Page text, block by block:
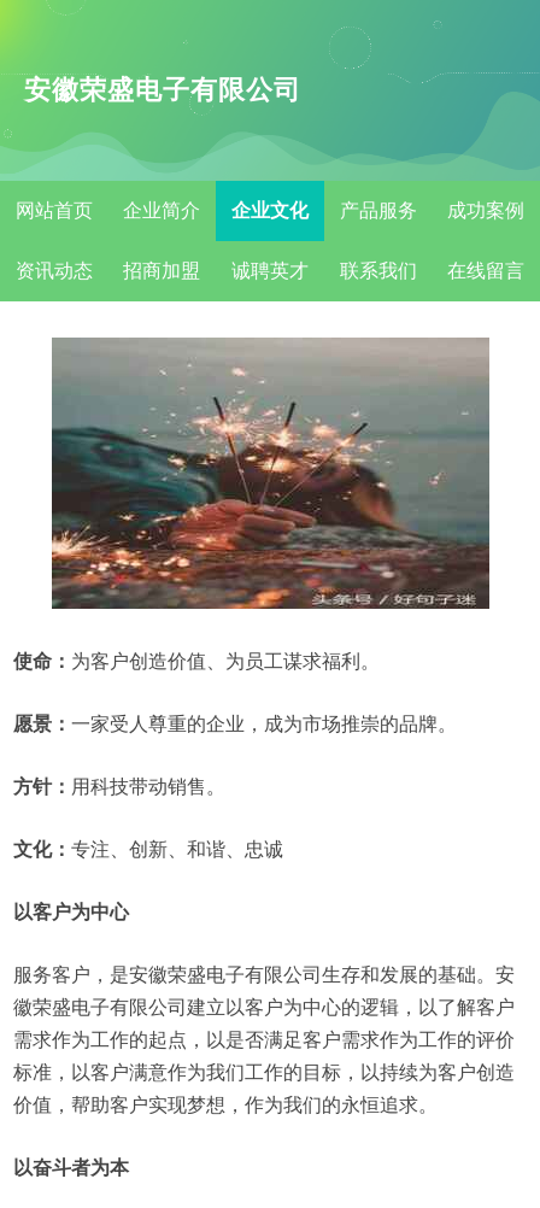
安徽荣盛电子有限公司
网站首页 企业简介 企业文化 产品服务 成功案例
资讯动态 招商加盟 诚聘英才 联系我们 在线留言
使命： 为客户创造价值、为员工谋求福利。
愿景：一家受人尊重的企业，成为市场推崇的品牌。
方针： 用科技带动销售。
文化：专注、创新、和谐、忠诚
以客户为中心
服务客户，是安徽荣盛电子有限公司生存和发展的基础。安
徽荣盛电子有限公司建立以客户为中心的逻辑，以了解客户
需求作为工作的起点，以是否满足客户需求作为工作的评价
标准，以客户满意作为我们工作的目标，以持续为客户创造
价值，帮助客户实现梦想，作为我们的永恒追求。
以奋斗者为本